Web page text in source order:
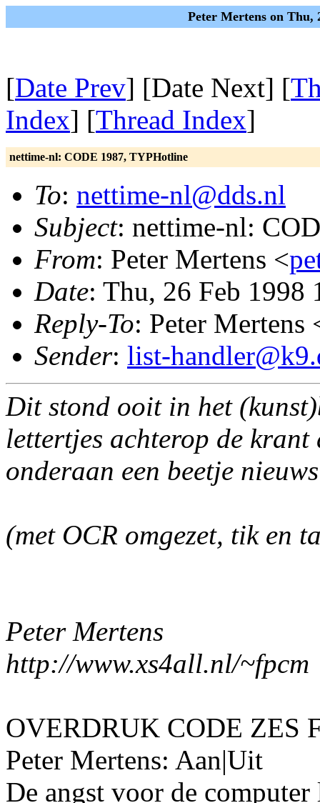
Peter Mertens on Thu,
[Date Prev] [Date Next] [
Index] [Thread Index]
nettime-nl: CODE 1987, TYPHotline
To: nettime-nl@dds.nl
Subject: nettime-nl:
From: Peter Mertens <
Date: Thu, 26 Feb 1998
Reply-To: Peter Mertens
Sender: list-
Dit stond ooit in het
lettertjes achterop de
onderaan een beetje
(met OCR omgezet, tik en
Peter Mertens
http://www.xs4all.nl/~fpcm
OVERDRUK CODE ZES
Peter Mertens: Aan|Uit
De angst voor de